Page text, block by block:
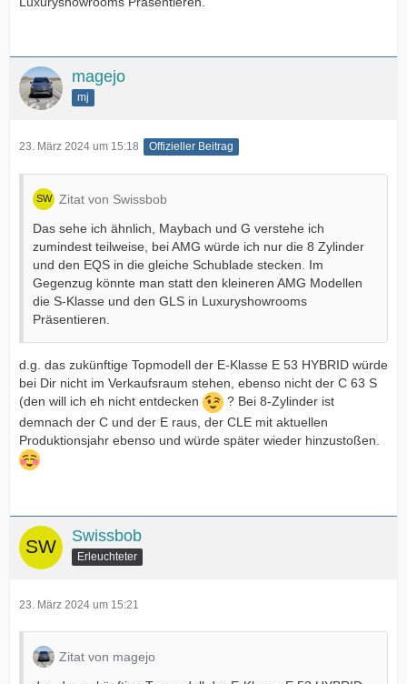
magejo
mj
23. März 2024 um 15:18 Offizieller Beitrag
Zitat von Swissbob
Das sehe ich ähnlich, Maybach und G verstehe ich
zumindest teilweise, bei AMG würde ich nur die 8 Zylinder
und den EQS in die gleiche Schublade stecken. Im
Gegenzug könnte man statt den kleineren AMG Modellen
die S-Klasse und den GLS in Luxuryshowrooms
Präsentieren.
d.g. das zukünftige Topmodell der E-Klasse E 53 HYBRID würde
bei Dir nicht im Verkaufsraum stehen, ebenso nicht der C 63 S
(den will ich eh nicht entdecken
? Bei 8-Zylinder ist
demnach der C und der E raus, der CLE mit aktuellen
Produktionsjahr ebenso und würde später wieder hinzustoßen.
Swissbob
Erleuchteter
23. März 2024 um 15:21
Zitat von magejo